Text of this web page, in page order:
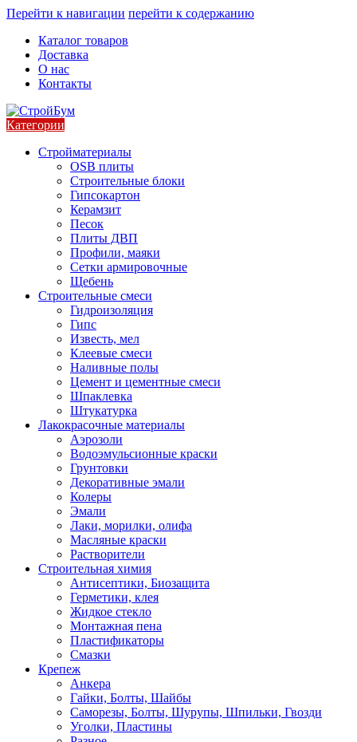
Перейти к навигации перейти к содержанию
Каталог товаров
Доставка
О нас
Контакты
Категории
Стройматериалы
OSB плиты
Строительные блоки
Гипсокартон
Керамзит
Песок
Плиты ДВП
Профили, маяки
Сетки армировочные
Щебень
Строительные смеси
Гидроизоляция
Гипс
Известь, мел
Клеевые смеси
Наливные полы
Цемент и цементные смеси
Шпаклевка
Штукатурка
Лакокрасочные материалы
Аэрозоли
Водоэмульсионные краски
Грунтовки
Декоративные эмали
Колеры
Эмали
Лаки, морилки, олифа
Масляные краски
Растворители
Строительная химия
Антисептики, Биозащита
Герметики, клея
Жидкое стекло
Монтажная пена
Пластификаторы
Смазки
Крепеж
Анкера
Гайки, Болты, Шайбы
Саморезы, Болты, Шурупы, Шпильки, Гвозди
Уголки, Пластины